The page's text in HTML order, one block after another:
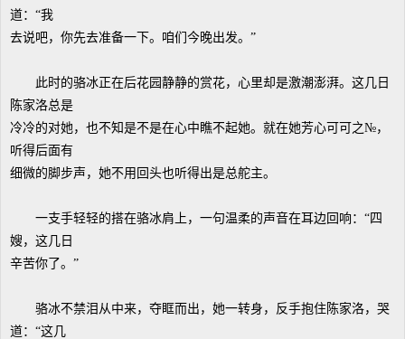
道：“我
去说吧，你先去准备一下。咱们今晚出发。”
此时的骆冰正在后花园静静的赏花，心里却是激潮澎湃。这几日
陈家洛总是
冷冷的对她，也不知是不是在心中瞧不起她。就在她芳心可可之№，
听得后面有
细微的脚步声，她不用回头也听得出是总舵主。
一支手轻轻的搭在骆冰肩上，一句温柔的声音在耳边回响：“四
嫂，这几日
辛苦你了。”
骆冰不禁泪从中来，夺眶而出，她一转身，反手抱住陈家洛，哭
道：“这几